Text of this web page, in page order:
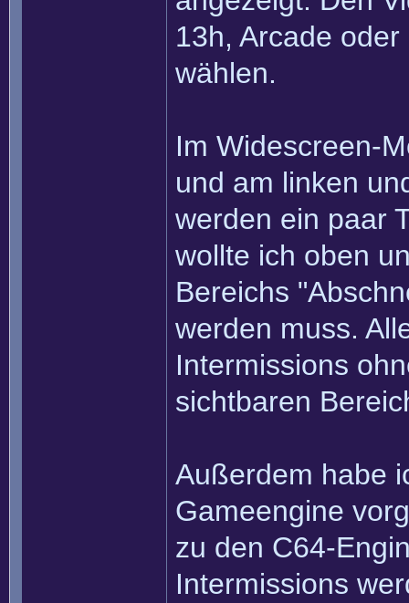
13h, Arcade
wählen.
Im Widescreen-
und am linken
werden ein paar
wollte ich oben
Bereichs
werden muss.
Intermissions
sichtbaren
Außerdem habe
Gameengine
zu den C64-
Intermissions